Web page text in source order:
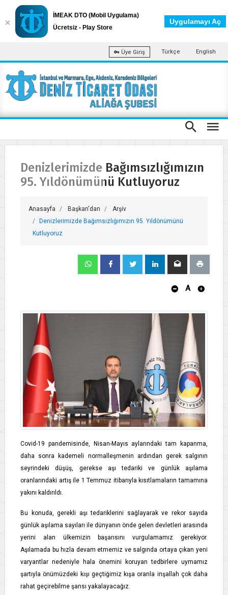
Üye Giriş Türkçe English
Denizlerimizde Bağımsızlığımızın
95. Yıldönümünü Kutluyoruz
Anasayfa Başkan'dan
Arşiv
Denizlerimizde Bağımsızlığımızın 95. Yıldönümünü
Kutluyoruz
A
Covid-19 pandemisinde, Nisan-Mayıs aylarındaki tam kapanma,
daha sonra kademeli normalleşmenin ardından gerek salgının
seyrindeki düşüş, gerekse aşı tedariki ve günlük aşılama
oranlarındaki artış ile 1 Temmuz itibarıyla kısıtlamaların tamamına
yakını kaldırıldı.
Bu konuda, gerekli aşı tedariklerini sağlayarak ve rekor sayıda
günlük aşılama sayıları ile dünyanın önde gelen devletleri arasında
yerini alan ülkemizin başarısını vurgulamamız gerekiyor.
Aşılamada bu hızla devam etmemiz ve salgında ortaya çıkan yeni
varyantlar nedeniyle hala önemini koruyan tedbirlere uymamız
şartıyla önümüzdeki kışı geçtiğimiz kışa oranla inşallah çok daha
rahat geçirebilme şansı yakalayacağız.
İMEAK DTO (Mobil Uygulama)
Ücretsiz - Play Store
Uygulamayı Aç